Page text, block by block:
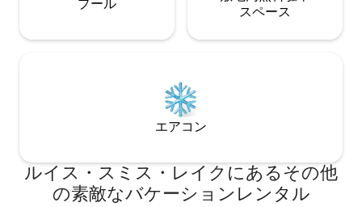
プール
ス⁠ペ⁠ー⁠ス
エアコン
ルイス・スミス・レイクにあるその他
の素敵なバケーションレンタル